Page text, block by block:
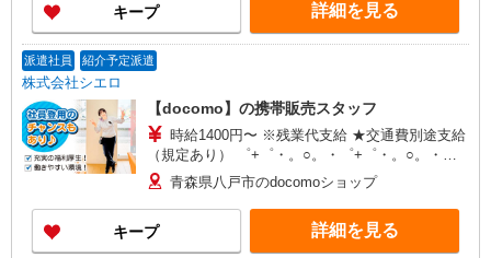
有）★ ゜・。○。・゜+゜・。○。・゜+゜
キープ 詳細を見る
派遣社員 紹介予定派遣
株式会社シエロ
【docomo】の携帯販売スタッフ
時給1400円〜 ※残業代支給 ★交通費別途支給
（規定あり） ゜+゜・。○。・゜+゜・。○。・゜
+゜ 入社祝い金10万円支給(規定有) お友達を紹介
頂くと, インセンティブ支給(規定有) ★月2回払
い・週払い可能（規程有）★ ゜・。○。・゜
+゜・。○。・゜+゜
青森県八戸市のdocomoショップ
キープ 詳細を見る